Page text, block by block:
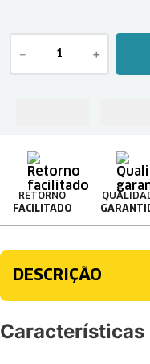
＋
－
RETORNO
FACILITADO
DESCRIÇÃO
Características